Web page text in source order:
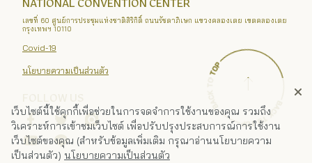
NATIONAL CONVENTION CENTER
เลขที่ 60 ศูนย์การประชุมแห่งชาติสิริกิติ์ ถนนรัชดาภิเษก แขวงคลองเตย เขตคลองเตย
กรุงเทพฯ 10110
Covid-19
นโยบายความเป็นส่วนตัว
เว็บไซต์นี้ใช้คุกกี้เพื่อช่วยในการจดจำการใช้งานของคุณ รวมถึง
วิเคราะห์การเข้าชมเว็บไซต์ เพื่อปรับปรุงประสบการณ์การใช้งาน
เว็บไซต์ของคุณ (สำหรับข้อมูลเพิ่มเติม กรุณาอ่านนโยบายความ
เป็นส่วนตัว) นโยบายความเป็นส่วนตัว